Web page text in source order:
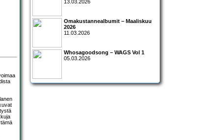
13.03.2026
Omakustannealbumit – Maaliskuu
2026
11.03.2026
Whosagoodsong – WAGS Vol 1
05.03.2026